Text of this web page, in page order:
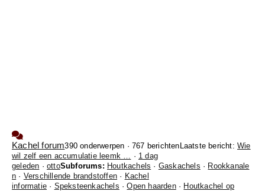
Kachel forum390 onderwerpen · 767 berichten Laatste bericht:Wie
wil zelf een accumulatie leemk …
· 1 dag
geleden ·ottoSubforums: Houtkachels · Gaskachels · Rookkanale
n · Verschillende brandstoffen · Kachel
informatie · Speksteenkachels ·Open haarden· Houtkachel op